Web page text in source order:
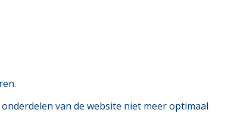
van de website niet meer optimaal